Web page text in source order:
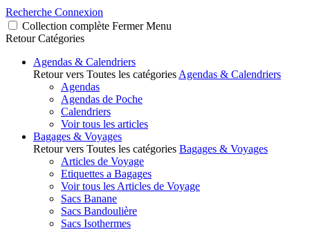
Recherche Connexion
Collection complète Fermer Menu
Retour Catégories
Agendas & Calendriers
Retour vers Toutes les catégories Agendas & Calendriers
Agendas
Agendas de Poche
Calendriers
Voir tous les articles
Bagages & Voyages
Retour vers Toutes les catégories Bagages & Voyages
Articles de Voyage
Etiquettes a Bagages
Voir tous les Articles de Voyage
Sacs Banane
Sacs Bandoulière
Sacs Isothermes